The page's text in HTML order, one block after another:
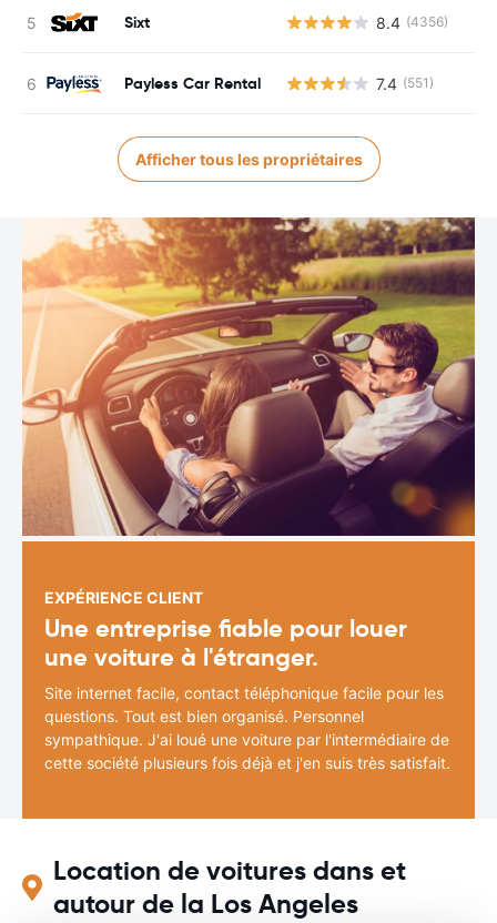
Sixt 8.4 (4356)
Payless Car Rental 7.4 (551)
Afficher tous les propriétaires
EXPÉRIENCE CLIENT
Une entreprise fiable pour louer
une voiture à l'étranger.
Site internet facile, contact téléphonique facile pour les
questions. Tout est bien organisé. Personnel
sympathique. J'ai loué une voiture par l'intermédiaire de
cette société plusieurs fois déjà et j'en suis très satisfait.
Location de voitures dans et
autour de la Los Angeles